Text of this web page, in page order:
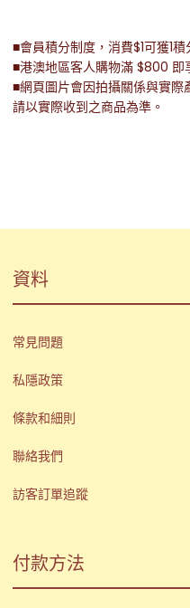
■會員積分制度，消費$1可獲1積
■港澳地區客人購物滿 $800 即
■網頁圖片會因拍攝關係與實
請以實際收到之商品為準。
資料
常見問題
私隱政策
條款和細則
聯絡我們
訪客訂單追蹤
付款方法